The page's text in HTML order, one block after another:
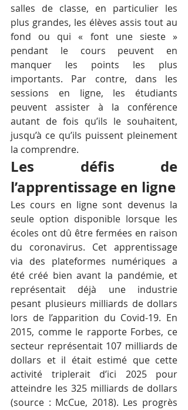
salles de classe, en particulier les
plus grandes, les élèves assis tout au
fond ou qui « font une sieste »
pendant le cours peuvent en
manquer les points les plus
importants. Par contre, dans les
sessions en ligne, les étudiants
peuvent assister à la conférence
autant de fois qu’ils le souhaitent,
jusqu’à ce qu’ils puissent pleinement
la comprendre.
Les défis de
l’apprentissage en ligne
Les cours en ligne sont devenus la
seule option disponible lorsque les
écoles ont dû être fermées en raison
du coronavirus. Cet apprentissage
via des plateformes numériques a
été créé bien avant la pandémie, et
représentait déjà une industrie
pesant plusieurs milliards de dollars
lors de l’apparition du Covid-19. En
2015, comme le rapporte Forbes, ce
secteur représentait 107 milliards de
dollars et il était estimé que cette
activité triplerait d’ici 2025 pour
atteindre les 325 milliards de dollars
(source : McCue, 2018). Les progrès